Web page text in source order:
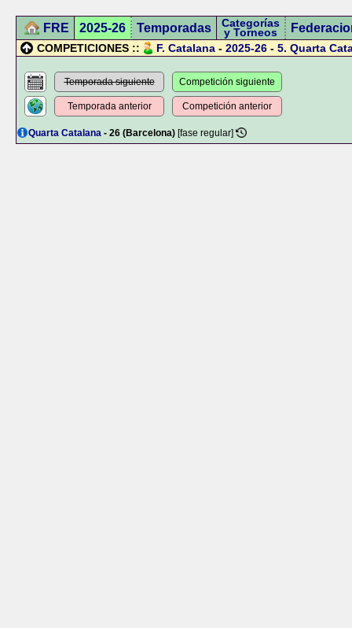
FRE 2025-26 Temporadas Categorías
y Torneos
COMPETICIONES :: F. Catalana - 2025-26 - 5. Quarta
Temporada siguiente
Temporada anterior
Competición siguiente
Competición anterior
Quarta Catalana - 26 (Barcelona) [fase regular]